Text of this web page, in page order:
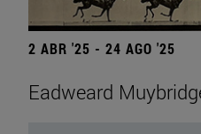
2 ABR '25 - 24 AGO '25
Eadweard